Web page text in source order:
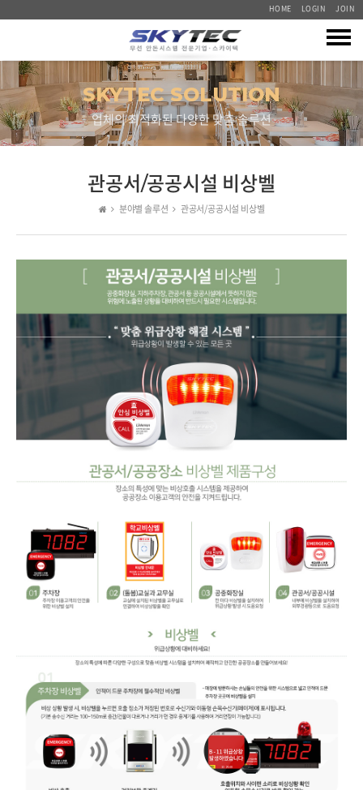
HOME LOGIN JOIN
회사소개
회사소개
기술인증
오시는 길
제품소개
수신기
진료/순번대기
운영 소프트웨어
중계기/기타
최적화 세트
안돈솔루션
안돈시스템
문자 전광판 시스템
문자 메시지 시스템
접점 연동 시스템
센서 연동 경보 시스템
교도소 소화전 경보시스템
디지털 작업지도서 시스템
분야별 솔루션
카페 진동벨
건설현장,주차장 비상벨
무선앱시스템 비상벨
병원/요양원 너스콜
호텔/리조트 비상벨
스마트 바디캠 비상벨
관공서/공공시설 비상벨
납품사례
산업체
업체별 직접 설치사례
병원,요양원
푸드코트,카페
공공기관,시설
고객지원센터
공지사항
자료실
견적문의
유지보수
SKYTEC SOLUTION
업체의 최적화된 다양한 맞춤 솔루션
관공서/공공시설 비상벨
분야별 솔루션 관공서/공공시설 비상벨